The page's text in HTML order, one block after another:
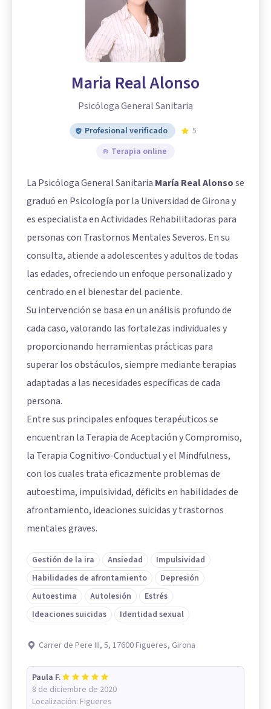
Maria Real Alonso
Psicóloga General Sanitaria
Profesional verificado
5
Terapia online
La Psicóloga General Sanitaria María Real Alonsose
graduó en Psicología por la Universidad de Girona y
es especialista en Actividades Rehabilitadoras para
personas con Trastornos Mentales Severos. En su
consulta, atiende a adolescentes y adultos de todas
las edades, ofreciendo un enfoque personalizado y
centrado en el bienestar del paciente.
Su intervención se basa en un análisis profundo de
cada caso, valorando las fortalezas individuales y
proporcionando herramientas prácticas para
superar los obstáculos, siempre mediante terapias
adaptadas a las necesidades específicas de cada
persona.
Entre sus principales enfoques terapéuticos se
encuentran la Terapia de Aceptación y Compromiso,
la Terapia Cognitivo-Conductual y el Mindfulness,
con los cuales trata eficazmente problemas de
autoestima, impulsividad, déficits en habilidades de
afrontamiento, ideaciones suicidas y trastornos
mentales graves.
Gestión de la ira Ansiedad
Impulsividad
Habilidades de afrontamiento
Depresión
Autoestima
Autolesión
Estrés
Ideaciones suicidas
Identidad sexual
Carrer de Pere III, 5, 17600 Figueres, Girona
Paula F.
8 de diciembre de 2020
Localización: Figueres